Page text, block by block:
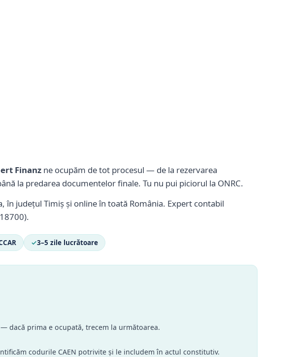
Finanz ne ocupăm de tot procesul — de la rezervarea
la predarea documentelor finale. Tu nu pui piciorul la ONRC.
în județul Timiș și online în toată România. Expert contabil
✓3–5 zile lucrătoare
dacă prima e ocupată, trecem la următoarea.
codurile CAEN potrivite și le includem în actul constitutiv.